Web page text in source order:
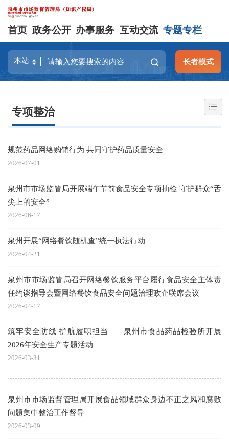
首页 政务公开 办事服务 互动交流 专题专栏
长者模式
专项整治
规范药品网络购销行为 共同守护药品质量安全
2026-07-01
泉州市市场监管局开展端午节前食品安全专项抽检 守护群众“舌
尖上的安全”
2026-06-17
泉州开展“网络餐饮随机查”统一执法行动
2026-04-21
泉州市市场监管局召开网络餐饮服务平台履行食品安全主体责
任约谈指导会暨网络餐饮食品安全问题治理政企联席会议
2026-04-17
筑牢安全防线 护航履职担当——泉州市食品药品检验所开展
2026年安全生产专题活动
2026-03-31
泉州市市场监督管理局开展食品领域群众身边不正之风和腐败
问题集中整治工作督导
2026-03-09